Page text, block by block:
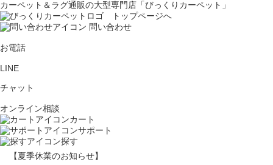
カーペット＆ラグ通販の大型専門店「びっくりカーペット」
問い合わせ
お電話
LINE
チャット
オンライン相談
カート
サポート
探す
【夏季休業のお知らせ】